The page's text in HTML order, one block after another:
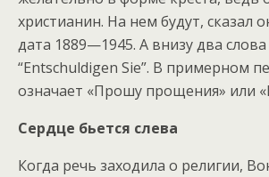
христианин. На нем будут, сказал
дата 1889—1945. А внизу два
“Entschuldigen Sie”. В примерном
означает «Прошу прощения» или
Сердце бьется слева
Когда речь заходила о религии,